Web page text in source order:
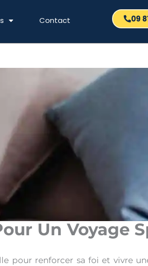
Contact 09
Un Voyage
pour renforcer sa foi et vivre